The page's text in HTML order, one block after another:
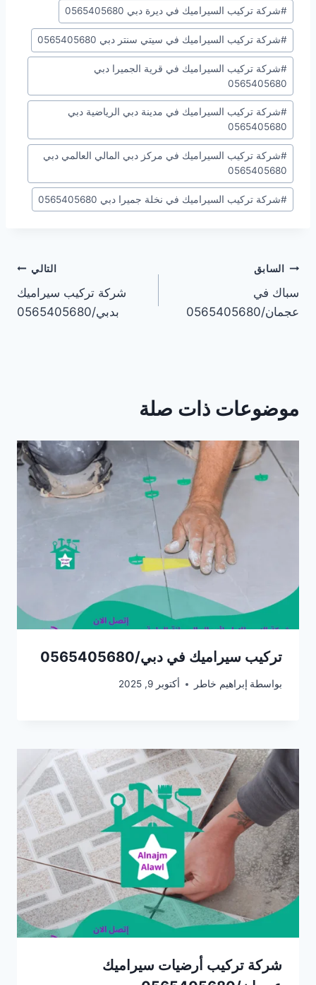
#شركة تركيب السيراميك في ديرة دبي 0565405680
#شركة تركيب السيراميك في سيتي سنتر دبي 0565405680
#شركة تركيب السيراميك في قرية الجميرا دبي
0565405680
#شركة تركيب السيراميك في مدينة دبي الرياضية دبي
0565405680
#شركة تركيب السيراميك في مركز دبي المالي العالمي دبي
0565405680
#شركة تركيب السيراميك في نخلة جميرا دبي 0565405680
تصفّح
المقالات
السابق
سباك في
عجمان/0565405680
التالي
شركة تركيب سيراميك
بدبي/0565405680
موضوعات ذات صلة
تركيب سيراميك في دبي/0565405680
بواسطة إبراهيم خاطر أكتوبر 9, 2025
شركة تركيب أرضيات سيراميك